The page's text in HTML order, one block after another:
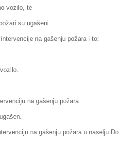
vozilo, te
su ugašeni.
na gašenju požara i to:
na gašenju požara
na gašenju požara u naselju